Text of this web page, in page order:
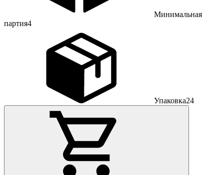
Минимальная
партия4
Упаковка24